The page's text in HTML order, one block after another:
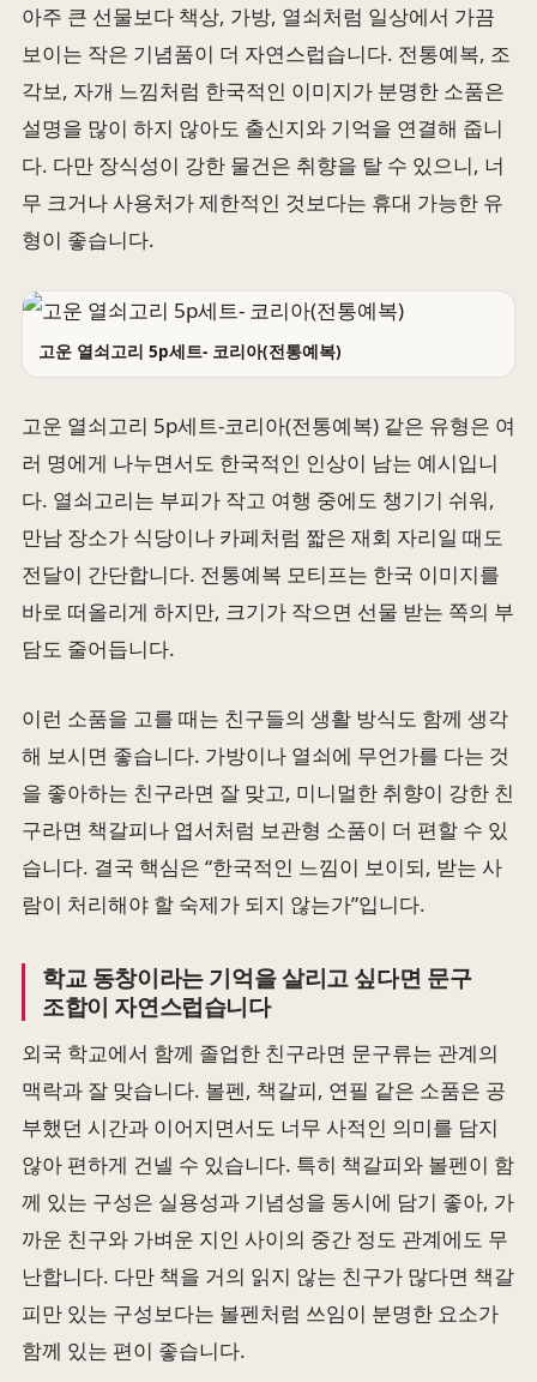
아주 큰 선물보다 책상, 가방, 열쇠처럼 일상에서 가끔
보이는 작은 기념품이 더 자연스럽습니다. 전통예복, 조
각보, 자개 느낌처럼 한국적인 이미지가 분명한 소품은
설명을 많이 하지 않아도 출신지와 기억을 연결해 줍니
다. 다만 장식성이 강한 물건은 취향을 탈 수 있으니, 너
무 크거나 사용처가 제한적인 것보다는 휴대 가능한 유
형이 좋습니다.
고운 열쇠고리 5p세트- 코리아(전통예복)
고운 열쇠고리 5p세트-코리아(전통예복) 같은 유형은 여
러 명에게 나누면서도 한국적인 인상이 남는 예시입니
다. 열쇠고리는 부피가 작고 여행 중에도 챙기기 쉬워,
만남 장소가 식당이나 카페처럼 짧은 재회 자리일 때도
전달이 간단합니다. 전통예복 모티프는 한국 이미지를
바로 떠올리게 하지만, 크기가 작으면 선물 받는 쪽의 부
담도 줄어듭니다.
이런 소품을 고를 때는 친구들의 생활 방식도 함께 생각
해 보시면 좋습니다. 가방이나 열쇠에 무언가를 다는 것
을 좋아하는 친구라면 잘 맞고, 미니멀한 취향이 강한 친
구라면 책갈피나 엽서처럼 보관형 소품이 더 편할 수 있
습니다. 결국 핵심은 “한국적인 느낌이 보이되, 받는 사
람이 처리해야 할 숙제가 되지 않는가”입니다.
학교 동창이라는 기억을 살리고 싶다면 문구
조합이 자연스럽습니다
외국 학교에서 함께 졸업한 친구라면 문구류는 관계의
맥락과 잘 맞습니다. 볼펜, 책갈피, 연필 같은 소품은 공
부했던 시간과 이어지면서도 너무 사적인 의미를 담지
않아 편하게 건넬 수 있습니다. 특히 책갈피와 볼펜이 함
께 있는 구성은 실용성과 기념성을 동시에 담기 좋아, 가
까운 친구와 가벼운 지인 사이의 중간 정도 관계에도 무
난합니다. 다만 책을 거의 읽지 않는 친구가 많다면 책갈
피만 있는 구성보다는 볼펜처럼 쓰임이 분명한 요소가
함께 있는 편이 좋습니다.